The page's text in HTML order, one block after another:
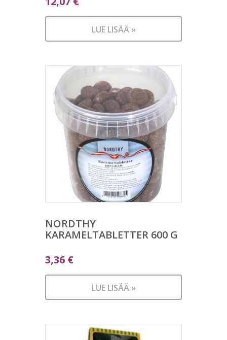
LUE LISÄÄ »
NORDTHY
KARAMELTABLETTER 600 G
3,36 €
LUE LISÄÄ »